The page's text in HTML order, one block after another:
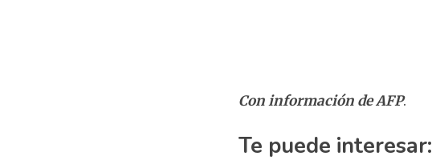
Con información de AFP.
Te puede interesar: